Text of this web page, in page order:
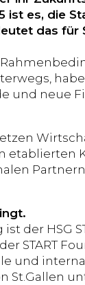
ist es, die
das für
und neue
der HSG
START
und
St.Gallen